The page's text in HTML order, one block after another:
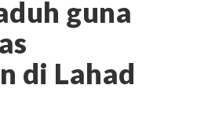
guna
di Lahad